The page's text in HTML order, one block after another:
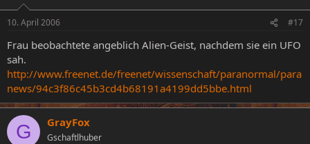
mehr über diese ‚Wundmale’.
10. April 2006 #17
Frau beobachtete angeblich Alien-Geist, nachdem sie ein UFO
sah.
http://www.freenet.de/freenet/wissenschaft/paranormal/para
news/94c3f86c45b3cd4b68191a4199dd5bbe.html
G GrayFox
Gschaftlhuber